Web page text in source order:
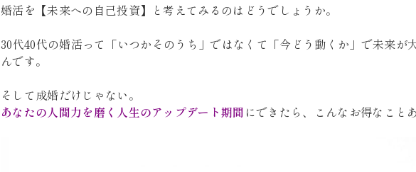
婚活を【未来への自己投資】と考えてみるのはどうでしょうか。
30代40代の婚活って「いつかそのうち」ではなくて「今どう動くか」で未来が
んです。
そして成婚だけじゃない。
あなたの人間力を磨く人生のアップデート期間 にできたら、こんなお得なこと